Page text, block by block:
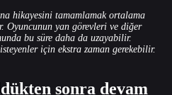
hikayesini tamamlamak ortalama
Oyuncunun yan görevleri ve diğer
bu süre daha da uzayabilir.
için ekstra zaman gerekebilir.
sonra devam